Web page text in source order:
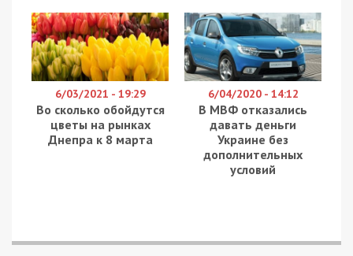
“сірого” імпорту. До складу злочинної групи
входили відомі чернівецькі підприємці, а також
службові особи Чернівецької митниці, серед яких
був ексначальник та ексдепутат обласної ради.
Про це повідомляє49000із посиланням на
Національне антикорупційне бюро України.
Дії зловмисників полягали в незаконному
ввезенні до України високоліквідних товарів з
Туреччини (одяг, взуття, аксесуари) через митний